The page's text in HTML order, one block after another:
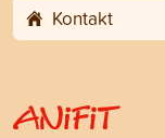
Kontakt